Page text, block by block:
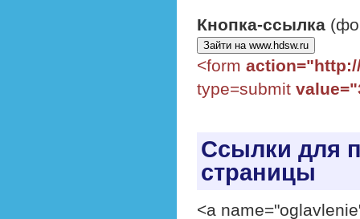
Кнопка-ссылка
<form
type=submit
Ссылки для
страницы
<a